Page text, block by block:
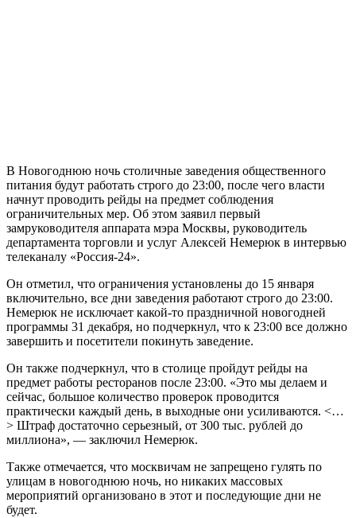
В Новогоднюю ночь столичные заведения общественного
питания будут работать строго до 23:00, после чего власти
начнут проводить рейды на предмет соблюдения
ограничительных мер. Об этом заявил первый
замруководителя аппарата мэра Москвы, руководитель
департамента торговли и услуг Алексей Немерюк в интервью
телеканалу «Россия-24».
Он отметил, что ограничения установлены до 15 января
включительно, все дни заведения работают строго до 23:00.
Немерюк не исключает какой-то праздничной новогодней
программы 31 декабря, но подчеркнул, что к 23:00 все должно
завершить и посетители покинуть заведение.
Он также подчеркнул, что в столице пройдут рейды на
предмет работы ресторанов после 23:00. «Это мы делаем и
сейчас, большое количество проверок проводится
практически каждый день, в выходные они усиливаются. <…
> Штраф достаточно серьезный, от 300 тыс. рублей до
миллиона», — заключил Немерюк.
Также отмечается, что москвичам не запрещено гулять по
улицам в новогоднюю ночь, но никаких массовых
мероприятий организовано в этот и последующие дни не
будет.